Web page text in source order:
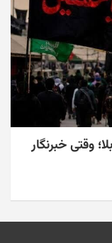
وقتی خبرنگار